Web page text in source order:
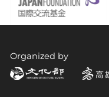
Organized by